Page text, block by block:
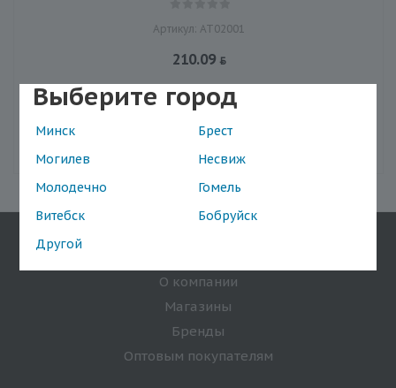
Выберите город
Минск
Брест
Могилев
Несвиж
Молодечно
Гомель
Витебск
Бобруйск
Другой
Артикул: АТ02001
210.09
В корзину
О компании
Магазины
Бренды
Оптовым покупателям